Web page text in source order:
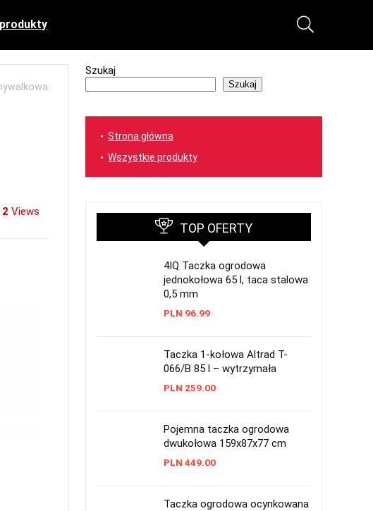
2 Views
Szukaj
Szukaj
Strona główna
Wszystkie produkty
TOP OFERTY
4IQ Taczka ogrodowa
jednokołowa 65 l, taca stalowa
0,5 mm
PLN 96.99
Taczka 1-kołowa Altrad T-
066/B 85 l – wytrzymała
PLN 259.00
Pojemna taczka ogrodowa
dwukołowa 159x87x77 cm
PLN 449.00
Taczka ogrodowa ocynkowana